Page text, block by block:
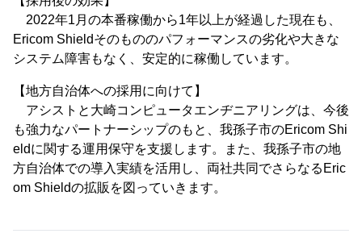
2022年1月の本番稼働から1年以上が経過した現在も、
Ericom Shieldそのもののパフォーマンスの劣化や大きな
システム障害もなく、安定的に稼働しています。
【地方自治体への採用に向けて】
アシストと大崎コンピュータエンヂニアリングは、今後
も強力なパートナーシップのもと、我孫子市のEricom Shi
eldに関する運用保守を支援します。また、我孫子市の地
方自治体での導入実績を活用し、両社共同でさらなるEric
om Shieldの拡販を図っていきます。